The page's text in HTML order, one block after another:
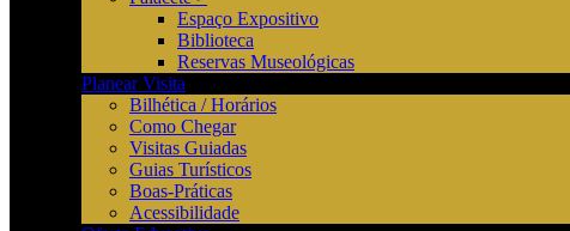
Espaço Expositivo
Biblioteca
Reservas Museológicas
Planear Visita
Bilhética / Horários
Como Chegar
Visitas Guiadas
Guias Turísticos
Boas-Práticas
Acessibilidade